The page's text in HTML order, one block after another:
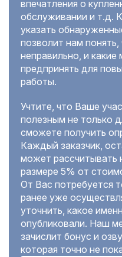
впечатления о
обслуживании и т.д.
указать
позволит нам
неправильно, и
предпринять для
работы.
Учтите, что Ваше
полезным не только
сможете получить
Каждый заказчик,
может рассчитывать
размере 5% от
От Вас потребуется
ранее уже
уточнить, какое
опубликовали. Наш
зачислит бонус и
которая точно не